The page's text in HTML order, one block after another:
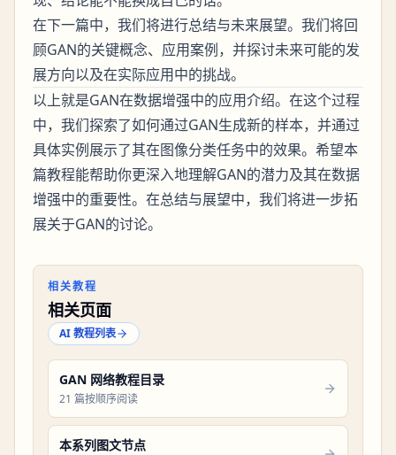
在下一篇中，我们将进行总结与未来展望。我们将回
顾GAN的关键概念、应用案例，并探讨未来可能的发
展方向以及在实际应用中的挑战。
以上就是GAN在数据增强中的应用介绍。在这个过程
中，我们探索了如何通过GAN生成新的样本，并通过
具体实例展示了其在图像分类任务中的效果。希望本
篇教程能帮助你更深入地理解GAN的潜力及其在数据
增强中的重要性。在总结与展望中，我们将进一步拓
展关于GAN的讨论。
相关教程
相关页面
AI 教程列表
GAN 网络教程目录
21 篇按顺序阅读
本系列图文节点